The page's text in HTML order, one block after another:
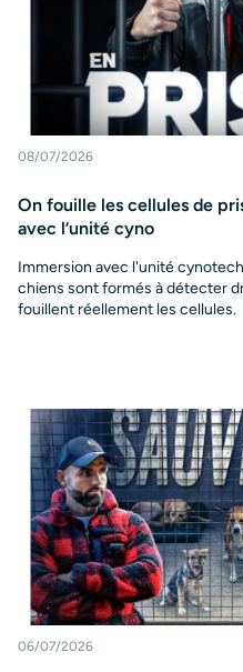
08/07/2026
On fouille les cellules de
avec l’unité cyno
Immersion avec l'unité
chiens sont formés à détecter
fouillent réellement les cellules.
06/07/2026